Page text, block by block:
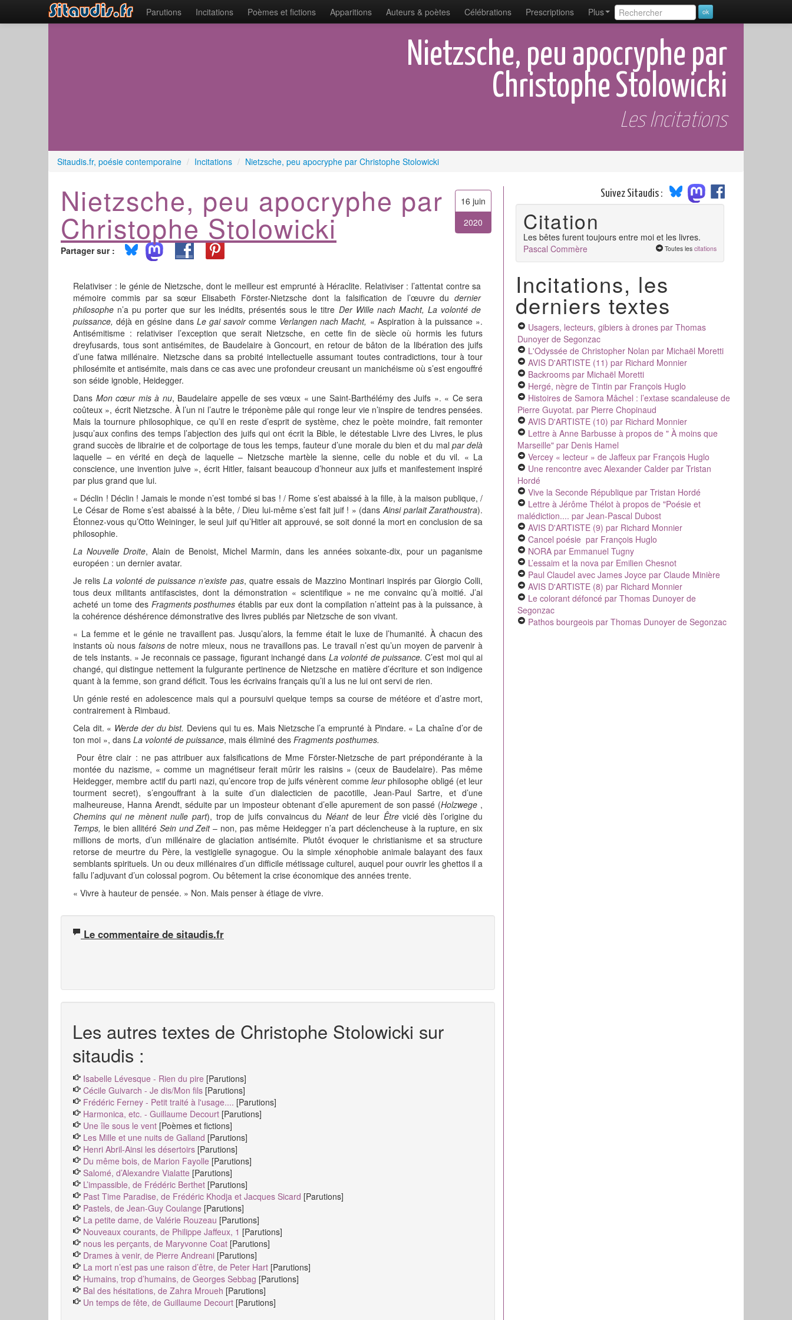
Parutions Incitations Poèmes et fictions Apparitions Auteurs & poètes Célébrations Prescriptions Plus
Nietzsche, peu apocryphe par
Christophe Stolowicki
Les Incitations
Sitaudis.fr, poésie contemporaine / Incitations / Nietzsche, peu apocryphe par Christophe Stolowicki
16 juin
2020
Nietzsche, peu apocryphe par
Christophe Stolowicki
Partager sur :
Relativiser : le génie de Nietzsche, dont le meilleur est emprunté à Héraclite. Relativiser : l’attentat contre sa
mémoire commis par sa sœur Elisabeth Förster-Nietzsche dont la falsification de l’œuvre dudernier
philosophe n’a pu porter que sur les inédits, présentés sous le titre Der Wille nach Macht, La volonté de
puissance,déjà en gésine dans Le gai savoircomme Verlangen nach Macht, « Aspiration à la puissance ».
Antisémitisme : relativiser l’exception que serait Nietzsche, en cette fin de siècle où hormis les futurs
dreyfusards, tous sont antisémites, de Baudelaire à Goncourt, en retour de bâton de la libération des juifs
d’une fatwa millénaire. Nietzsche dans sa probité intellectuelle assumant toutes contradictions, tour à tour
philosémite et antisémite, mais dans ce cas avec une profondeur creusant un manichéisme où s’est engouffré
son séide ignoble, Heidegger.
Dans Mon cœur mis à nu, Baudelaire appelle de ses vœux « une Saint-Barthélémy des Juifs ». « Ce sera
coûteux », écrit Nietzsche. À l’un ni l’autre le tréponème pâle qui ronge leur vie n’inspire de tendres pensées.
Mais la tournure philosophique, ce qu’il en reste d’esprit de système, chez le poète moindre, fait remonter
jusqu’aux confins des temps l’abjection des juifs qui ont écrit la Bible, le détestable Livre des Livres, le plus
grand succès de librairie et de colportage de tous les temps, fauteur d’une morale du bien et du mal par delà
laquelle – en vérité en deçà de laquelle – Nietzsche martèle la sienne, celle du noble et du vil. « La
conscience, une invention juive », écrit Hitler, faisant beaucoup d’honneur aux juifs et manifestement inspiré
par plus grand que lui.
« Déclin ! Déclin ! Jamais le monde n’est tombé si bas ! / Rome s’est abaissé à la fille, à la maison publique, /
Le César de Rome s’est abaissé à la bête, / Dieu lui-même s’est fait juif ! » (dansAinsi parlait Zarathoustra).
Étonnez-vous qu’Otto Weininger, le seul juif qu’Hitler ait approuvé, se soit donné la mort en conclusion de sa
philosophie.
La Nouvelle Droite, Alain de Benoist, Michel Marmin, dans les années soixante-dix, pour un paganisme
européen : un dernier avatar.
Je relisLa volonté de puissance n’existe pas, quatre essais de Mazzino Montinari inspirés par Giorgio Colli,
tous deux militants antifascistes, dont la démonstration « scientifique » ne me convainc qu’à moitié. J’ai
acheté un tome des Fragments posthumes établis par eux dont la compilation n’atteint pas à la puissance, à
la cohérence déshérence démonstrative des livres publiés par Nietzsche de son vivant.
« La femme et le génie ne travaillent pas. Jusqu’alors, la femme était le luxe de l’humanité. À chacun des
instants où nous faisonsde notre mieux, nous ne travaillons pas. Le travail n’est qu’un moyen de parvenir à
de tels instants. » Je reconnais ce passage, figurant inchangé dans La volonté de puissance.C’est moi qui ai
changé, qui distingue nettement la fulgurante pertinence de Nietzsche en matière d’écriture et son indigence
quant à la femme, son grand déficit. Tous les écrivains français qu’il a lus ne lui ont servi de rien.
Un génie resté en adolescence mais qui a poursuivi quelque temps sa course de météore et d’astre mort,
contrairement à Rimbaud.
Cela dit. « Werde der du bist. Deviens qui tu es. Mais Nietzsche l’a emprunté à Pindare. « La chaîne d’or de
ton moi », dans La volonté de puissance, mais éliminé des Fragments posthumes.
Pour être clair : ne pas attribuer aux falsifications de Mme Förster-Nietzsche de part prépondérante à la
montée du nazisme, « comme un magnétiseur ferait mûrir les raisins » (ceux de Baudelaire). Pas même
Heidegger, membre actif du parti nazi, qu’encore trop de juifs vénèrent commeleurphilosophe obligé (et leur
tourment secret), s’engouffrant à la suite d’un dialecticien de pacotille, Jean-Paul Sartre, et d’une
malheureuse, Hanna Arendt, séduite par un imposteur obtenant d’elle apurement de son passé (Holzwege ,
Chemins qui ne mènent nulle part), trop de juifs convaincus du Néant de leur Êtrevicié dès l’origine du
Temps, le bien allitéré Sein und Zeit– non, pas même Heidegger n’a part déclencheuse à la rupture, en six
millions de morts, d’un millénaire de glaciation antisémite. Plutôt évoquer le christianisme et sa structure
retorse de meurtre du Père, la vestigielle synagogue. Ou la simple xénophobie animale balayant des faux
semblants spirituels. Un ou deux millénaires d’un difficile métissage culturel, auquel pour ouvrir les ghettos il a
fallu l’adjuvant d’un colossal pogrom. Ou bêtement la crise économique des années trente.
« Vivre à hauteur de pensée. » Non. Mais penser à étiage de vivre.
Le commentaire de sitaudis.fr
Les autres textes de Christophe Stolowicki sur
sitaudis :
Isabelle Lévesque - Rien du pire [Parutions]
Cécile Guivarch - Je dis/Mon fils [Parutions]
Frédéric Ferney - Petit traité à l'usage.... [Parutions]
Harmonica, etc. - Guillaume Decourt [Parutions]
Une île sous le vent [Poèmes et fictions]
Les Mille et une nuits de Galland [Parutions]
Henri Abril-Ainsi les désertoirs [Parutions]
Du même bois, de Marion Fayolle [Parutions]
Salomé, d’Alexandre Vialatte [Parutions]
L’impassible, de Frédéric Berthet [Parutions]
Past Time Paradise, de Frédéric Khodja et Jacques Sicard [Parutions]
Pastels, de Jean-Guy Coulange [Parutions]
La petite dame, de Valérie Rouzeau [Parutions]
Nouveaux courants, de Philippe Jaffeux, 1 [Parutions]
nous les perçants, de Maryvonne Coat [Parutions]
Drames à venir, de Pierre Andreani [Parutions]
La mort n’est pas une raison d’être, de Peter Hart [Parutions]
Humains, trop d’humains, de Georges Sebbag [Parutions]
Bal des hésitations, de Zahra Mroueh [Parutions]
Un temps de fête, de Guillaume Decourt [Parutions]
Suivez Sitaudis :
Citation
Les bêtes furent toujours entre moi et les livres.
Pascal Commère
Toutes les citations
Incitations, les
derniers textes
Usagers, lecteurs, gibiers à dronespar Thomas
Dunoyer de Segonzac
L'Odyssée de Christopher Nolan par Michaël Moretti
AVIS D'ARTISTE (11) par Richard Monnier
Backroomspar Michaël Moretti
Hergé, nègre de Tintin par François Huglo
Histoires de Samora Mâchel : l’extase scandaleuse de
Pierre Guyotat. par Pierre Chopinaud
AVIS D'ARTISTE (10) par Richard Monnier
Lettre à Anne Barbusse à propos de " À moins que
Marseille"par Denis Hamel
Vercey « lecteur » de Jaffeuxpar François Huglo
Une rencontre avec Alexander Calderpar Tristan
Hordé
Vive la Seconde Républiquepar Tristan Hordé
Lettre à Jérôme Thélot à propos de "Poésie et
malédiction.... par Jean-Pascal Dubost
AVIS D'ARTISTE (9) par Richard Monnier
Cancel poésie par François Huglo
NORApar Emmanuel Tugny
L’essaim et la nova par Emilien Chesnot
Paul Claudel avec James Joycepar Claude Minière
AVIS D'ARTISTE (8) par Richard Monnier
Le colorant défoncépar Thomas Dunoyer de
Segonzac
Pathos bourgeoispar Thomas Dunoyer de Segonzac